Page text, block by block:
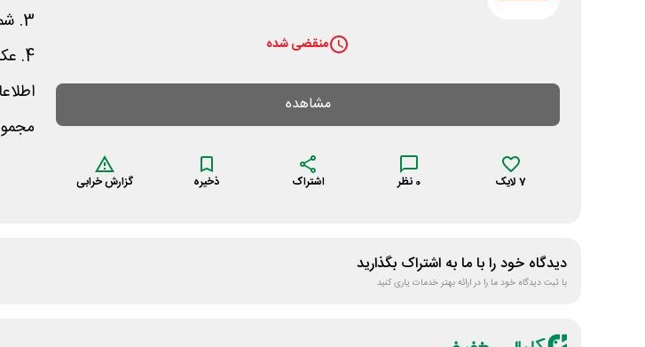
منقضی شده
مشاهده
7 لایک 0 نظر اشتراک ذخیره گزارش خرابی
3. شماره موبایل خود را به صندوق دار اعلام نمایید
4. عکس فاکتورتان را به اینستاگرام جانبو ارسال کنید
دیدگاه خود را با ما به اشتراک بگذارید
با ثبت دیدگاه خود ما را در ارائه بهتر خدمات یاری کنید